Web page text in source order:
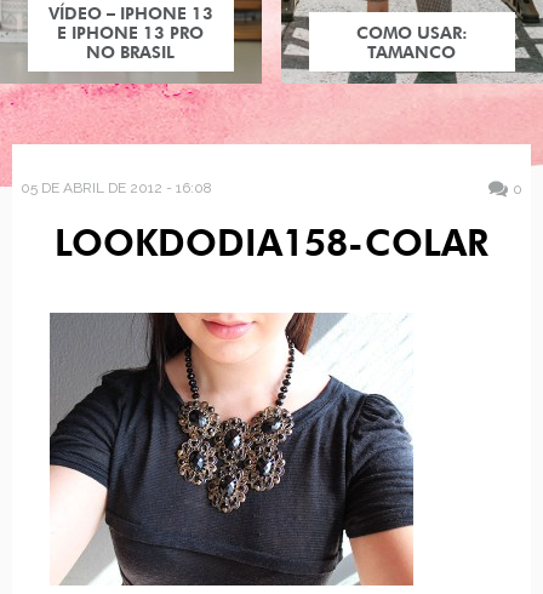
VÍDEO – IPHONE 13
E IPHONE 13 PRO
NO BRASIL
COMO USAR:
TAMANCO
05 DE ABRIL DE 2012 - 16:08 0
LOOKDODIA158-COLAR